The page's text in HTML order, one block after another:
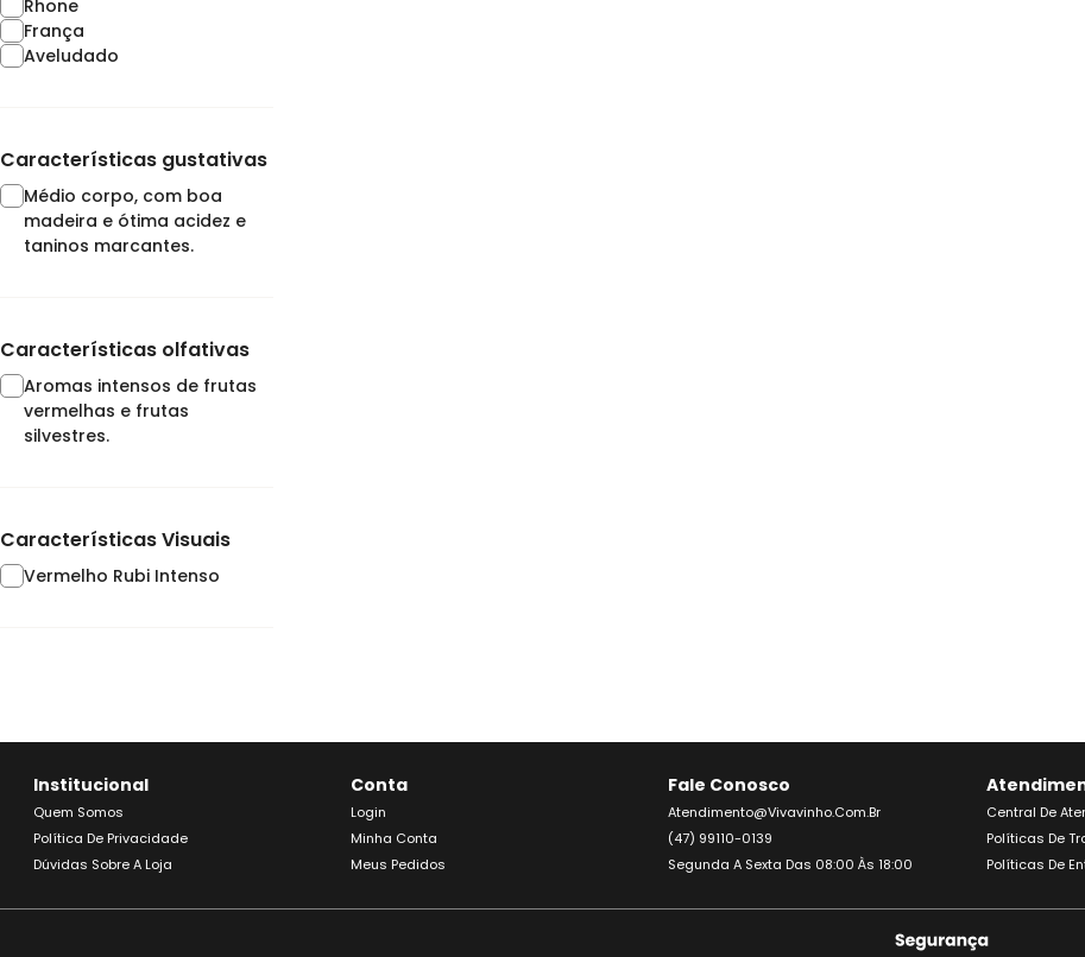
Rhone
França
Aveludado
Características gustativas
Médio corpo, com boa
madeira e ótima acidez e
taninos marcantes.
Características olfativas
Aromas intensos de frutas
vermelhas e frutas
silvestres.
Características Visuais
Vermelho Rubi Intenso
Institucional
Quem Somos
Política De Privacidade
Dúvidas Sobre A Loja
Conta
Login
Minha Conta
Meus Pedidos
Fale Conosco
Atendimento@vivavinho.com.br
(47) 99110-0139
Segunda A Sexta Das 08:00 Às 18:00
Central De
Políticas De
Políticas De